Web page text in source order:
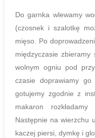
Do garnka wlewamy
(czosnek i szalotkę
mięso. Po
międzyczasie
wolnym ogniu pod
czasie doprawiamy
gotujemy zgodnie z
makaron
Następnie na wierzchu
kaczej piersi, dymkę i